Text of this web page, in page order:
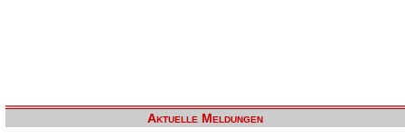
Aktuelle Meldungen